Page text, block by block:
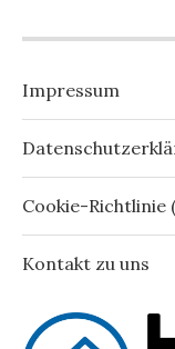
Impressum
Cookie-Richtlinie
Kontakt zu uns